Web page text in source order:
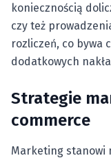
koniecznością
czy też
rozliczeń, co bywa
dodatkowych
Strategie
commerce
Marketing stanowi